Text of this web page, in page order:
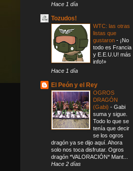
Hace 1 día
Tozudos!
WTC: las otras
listas que
gustaron - ¡No
todo es Francia
y E.E.U.U! más
info!»
Hace 1 día
El Peón y el Rey
OGROS
DRAGÓN
(Gabi) - Gabi
suma y sigue.
Todo lo que se
tenía que decir
se los ogros
dragón ya se dijo aquí. Ahora
solo nos toca disfrutar. Ogros
dragón *VALORACIÓN* Mant...
Hace 2 días